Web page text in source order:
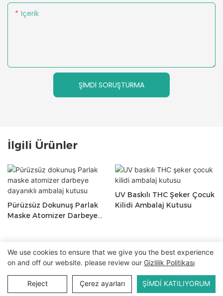
Içerik
ŞIMDI SORUŞTURMA
İlgili Ürünler
Pürüzsüz Dokunuş Parlak
Maske Atomizer Darbeye
UV Baskılı THC Şeker Çocuk
Kilidi Ambalaj Kutusu
Telif Hakkı © 2024 WWW.ECCODY.COM |site haritası|
Gizlilik Politikası
We use cookies to ensure that we give you the best experience
on and off our website. please review our Gizlilik Politikası
Reject Çerez ayarları ŞIMDI KATILIYORUM